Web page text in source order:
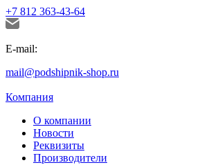
+7 812 363-43-64
E-mail:
mail@podshipnik-shop.ru
Компания
О компании
Новости
Реквизиты
Производители